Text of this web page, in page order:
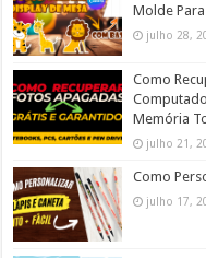
Molde
julho 28,
Como
Memória
julho 21,
Como
julho 17,